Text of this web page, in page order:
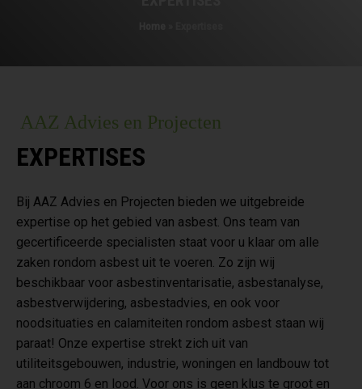
AAZ Advies en Projecten
EXPERTISES
Bij AAZ Advies en Projecten bieden we uitgebreide
expertise op het gebied van asbest. Ons team van
gecertificeerde specialisten staat voor u klaar om alle
zaken rondom asbest uit te voeren. Zo zijn wij
beschikbaar voor asbestinventarisatie, asbestanalyse,
asbestverwijdering, asbestadvies, en ook voor
noodsituaties en calamiteiten rondom asbest staan wij
paraat! Onze expertise strekt zich uit van
utiliteitsgebouwen, industrie, woningen en landbouw tot
aan chroom 6 en lood. Voor ons is geen klus te groot en